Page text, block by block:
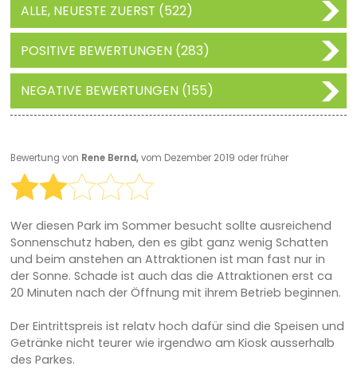
ALLE, NEUESTE ZUERST (522)
POSITIVE BEWERTUNGEN (283)
NEGATIVE BEWERTUNGEN (155)
Bewertung von Rene Bernd,vom Dezember 2019 oder früher
Wer diesen Park im Sommer besucht sollte ausreichend
Sonnenschutz haben, den es gibt ganz wenig Schatten
und beim anstehen an Attraktionen ist man fast nur in
der Sonne. Schade ist auch das die Attraktionen erst ca
20 Minuten nach der Öffnung mit ihrem Betrieb beginnen.
Der Eintrittspreis ist relatv hoch dafür sind die Speisen und
Getränke nicht teurer wie irgendwo am Kiosk ausserhalb
des Parkes.